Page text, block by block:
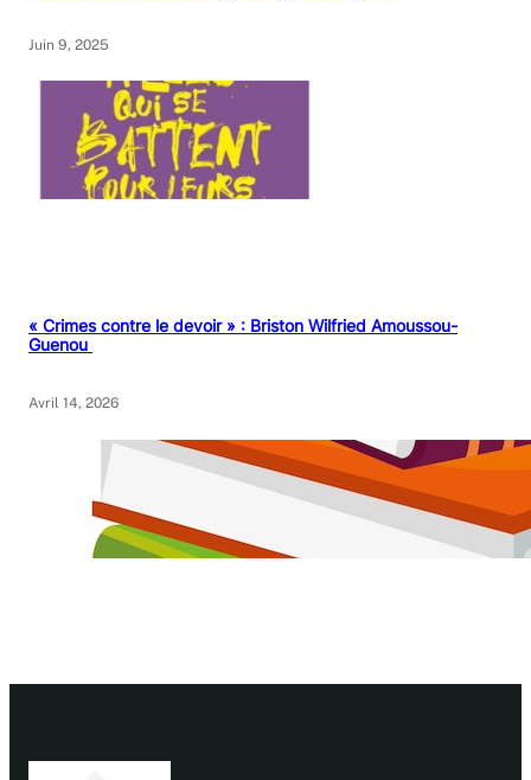
Juin 9, 2025
« Crimes contre le devoir » : Briston Wilfried Amoussou-
Guenou
Avril 14, 2026